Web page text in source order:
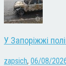
У Запоріжжі
zapsich, 06/08/